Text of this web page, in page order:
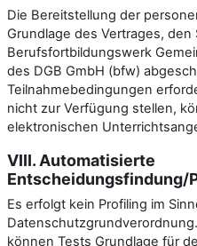
Die Bereitstellung der
Grundlage des Vertrages, den
Berufsfortbildungswerk
des DGB GmbH (bfw)
Teilnahmebedingungen
nicht zur Verfügung stellen,
elektronischen
VIII. Automatisierte
Entscheidungsfindung/
Es erfolgt kein Profiling im
können Tests Grundlage für